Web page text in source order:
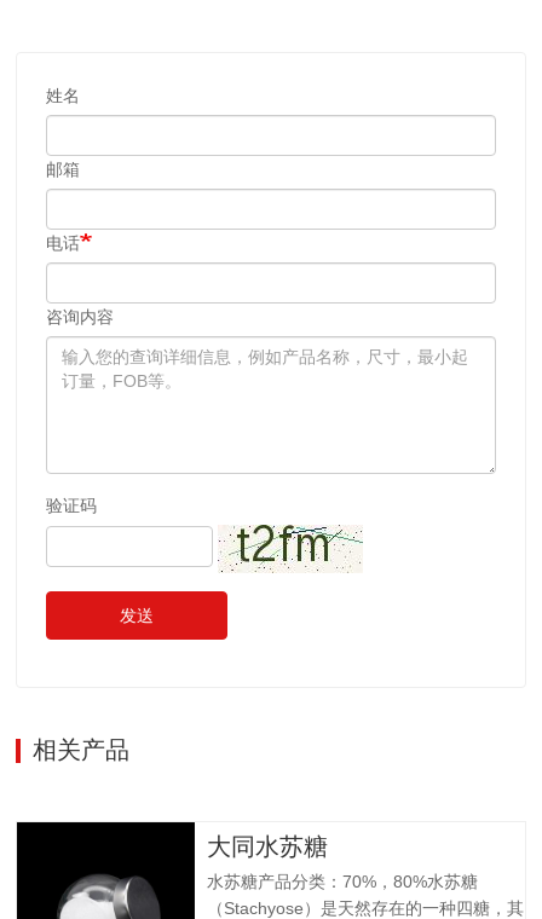
姓名
邮箱
电话
咨询内容
验证码
发送
相关产品
大同水苏糖
水苏糖产品分类：70%，80%水苏糖
（Stachyose）是天然存在的一种四糖，其